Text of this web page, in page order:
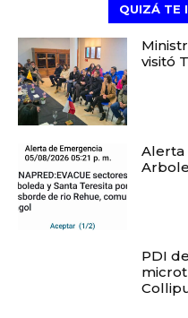
QUIZÁ TE
visitó
Alerta
PDI